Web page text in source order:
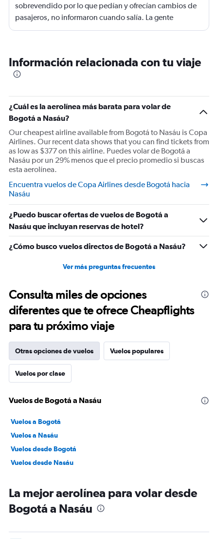
sobrevendido por lo que pedían y ofrecían cambios de
pasajeros, no informaron cuando salía. La gente
haciendo filas larguísimas para no quedarse sin viajar.
Información relacionada con tu viaje
¿Cuál es la aerolínea más barata para volar de
Bogotá a Nasáu?
Our cheapest airline available from Bogotá to Nasáu is Copa
Airlines. Our recent data shows that you can find tickets from
as low as $377 on this airline. Puedes volar de Bogotá a
Nasáu por un 29% menos que el precio promedio si buscas
esta aerolínea.
Encuentra vuelos de Copa Airlines desde Bogotá hacia
Nasáu
¿Puedo buscar ofertas de vuelos de Bogotá a
Nasáu que incluyan reservas de hotel?
¿Cómo busco vuelos directos de Bogotá a Nasáu?
Ver más preguntas frecuentes
Consulta miles de opciones
diferentes que te ofrece Cheapflights
para tu próximo viaje
Otras opciones de vuelos Vuelos populares
Vuelos por clase
Vuelos de Bogotá a Nasáu
Vuelos a Bogotá
Vuelos a Nasáu
Vuelos desde Bogotá
Vuelos desde Nasáu
La mejor aerolínea para volar desde
Bogotá a Nasáu